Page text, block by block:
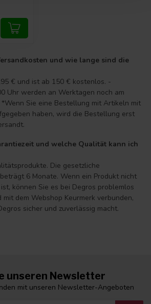
und wie lange sind die
€ und ist ab 150 € kostenlos. -
Uhr werden an Werktagen noch am
Sie eine Bestellung mit Artikeln mit
haben, wird die Bestellung erst
und welche Qualität kann ich
Die gesetzliche
6 Monate. Wenn ein Produkt nicht
können Sie es bei Degros problemlos
mit dem Webshop Keurmerk verbunden,
sicher und zuverlässig macht.
unseren Newsletter
mit unseren Newsletter-Angeboten